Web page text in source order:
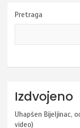
Pretraga
Izdvojeno
Uhapšen Bijeljinac,
video)